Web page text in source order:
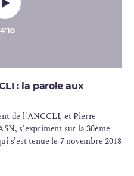
: la parole aux
de l'ANCCLI, et Pierre-
s'expriment sur la 30ème
s'est tenue le 7 novembre 2018